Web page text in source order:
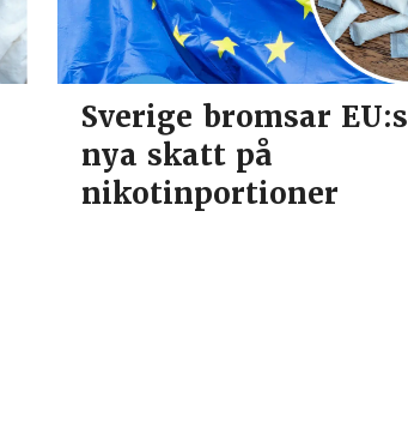
Sverige bromsar EU:s
nya skatt på
nikotinportioner